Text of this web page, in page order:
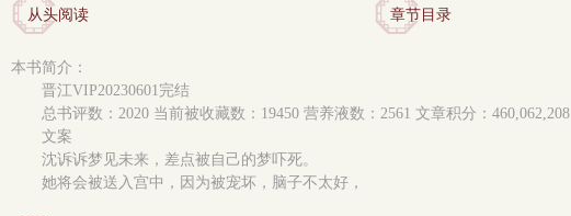
从头阅读 章节目录
本书简介：
晋江VIP20230601完结
总书评数：2020 当前被收藏数：19450 营养液数：2561 文章积分：460,062,208
文案
沈诉诉梦见未来，差点被自己的梦吓死。
她将会被送入宫中，因为被宠坏，脑子不太好，